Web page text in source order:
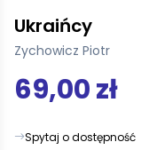
Ukraińcy
Zychowicz Piotr
69,00 zł
Spytaj o dostępność